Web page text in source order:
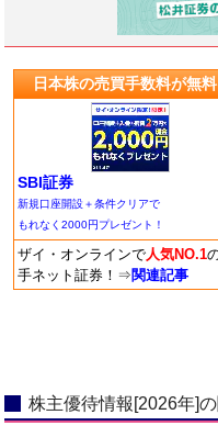
日本株の売買手数料が無
SBI証券
新規口座開設＋条件クリアで
もれなく2000円プレゼント！
ザイ・オンラインで 人気NO.1
手ネット証券！ ⇒ 関連記事
株主優待情報[2026年]